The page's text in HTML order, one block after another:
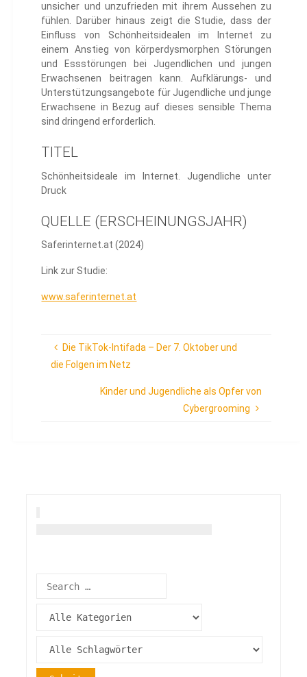
unsicher und unzufrieden mit ihrem Aussehen zu
fühlen. Darüber hinaus zeigt die Studie, dass der
Einfluss von Schönheitsidealen im Internet zu
einem Anstieg von körperdysmorphen Störungen
und Essstörungen bei Jugendlichen und jungen
Erwachsenen beitragen kann. Aufklärungs- und
Unterstützungsangebote für Jugendliche und junge
Erwachsene in Bezug auf dieses sensible Thema
sind dringend erforderlich.
TITEL
Schönheitsideale im Internet. Jugendliche unter
Druck
QUELLE (ERSCHEINUNGSJAHR)
Saferinternet.at (2024)
Link zur Studie:
www.saferinternet.at
Die TikTok-Intifada – Der 7. Oktober und
die Folgen im Netz
Kinder und Jugendliche als Opfer von
Cybergrooming